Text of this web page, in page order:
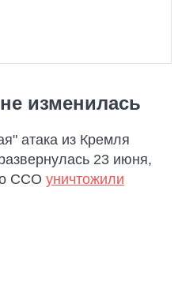
изменилась
атака из Кремля
23 июня,
ССО уничтожили